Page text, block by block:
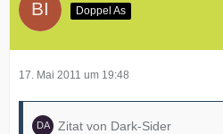
Doppel As
17. Mai 2011 um 19:48
Zitat von Dark-Sider